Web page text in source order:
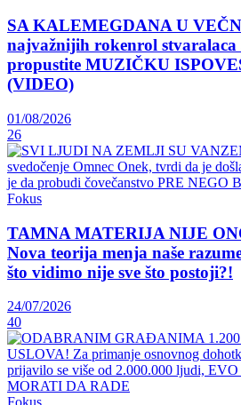
SA KALEMEGDANA U
najvažnijih rokenrol stvaralaca
propustite MUZIČKU
(VIDEO)
01/08/2026
26
Fokus
TAMNA MATERIJA NIJE
Nova teorija menja naše
što vidimo nije sve što postoji?!
24/07/2026
40